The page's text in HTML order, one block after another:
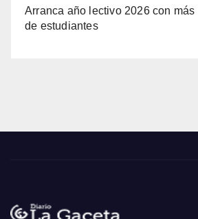
Arranca año lectivo 2026 con
de estudiantes